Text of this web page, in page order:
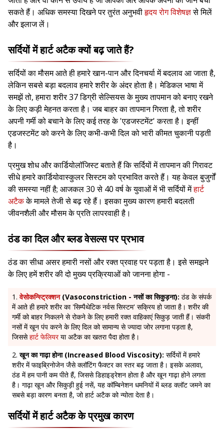
सकते हैं। अधिक समस्या दिखने पर तुरंत अनुभवीहृदय रोग विशेषज्ञसे मिलें
और इलाज लें।
सर्दियों में हार्ट अटैक क्यों बढ़ जाते हैं?
सर्दियों का मौसम आते ही हमारे खान-पान और दिनचर्या में बदलाव आ जाता है,
लेकिन सबसे बड़ा बदलाव हमारे शरीर के अंदर होता है। मेडिकल भाषा में
समझें तो, हमारा शरीर 37 डिग्री सेल्सियस के मुख्य तापमान को बनाए रखने
के लिए कड़ी मेहनत करता है। जब बाहर का तापमान गिरता है, तो शरीर
अपनी गर्मी को बचाने के लिए कई तरह के 'एडजस्टमेंट' करता है। इन्हीं
एडजस्टमेंट को करने के लिए कभी-कभी दिल को भारी कीमत चुकानी पड़ती
है।
प्रमुख शोध और कार्डियोलॉजिस्ट बताते हैं कि सर्दियों में तापमान की गिरावट
सीधे हमारे कार्डियोवास्कुलर सिस्टम को प्रभावित करते हैं। यह केवल बुजुर्गों
की समस्या नहीं है; आजकल 30 से 40 वर्ष के युवाओं में भी सर्दियों मेंहार्ट
अटैकके मामले तेजी से बढ़ रहे हैं। इसका मुख्य कारण हमारी बदलती
जीवनशैली और मौसम के प्रति लापरवाही है।
ठंड का दिल और ब्लड वेसल्स पर प्रभाव
ठंड का सीधा असर हमारी नसों और रक्त प्रवाह पर पड़ता है। इसे समझने
के लिए हमें शरीर की दो मुख्य प्रक्रियाओं को जानना होगा -
वेसोकन्स्ट्रिक्शन(Vasoconstriction - नसों का सिकुड़ना): ठंड के संपर्क
में आते ही हमारे शरीर का 'सिम्पैथेटिक नर्वस सिस्टम' सक्रिय हो जाता है। शरीर की
गर्मी को बाहर निकलने से रोकने के लिए हमारी रक्त वाहिकाएं सिकुड़ जाती हैं। संकरी
नसों में खून पंप करने के लिए दिल को सामान्य से ज्यादा जोर लगाना पड़ता है,
जिससेहार्ट फेलियरया अटैक का खतरा पैदा होता है।
खून का गाढ़ा होना (Increased Blood Viscosity): सर्दियों में हमारे
शरीर में फाइब्रिनोजेन जैसे क्लॉटिंग फैक्टर का स्तर बढ़ जाता है। इसके अलावा,
ठंड में हम पानी कम पीते हैं, जिससे डिहाइड्रेशन होता है और खून गाढ़ा होने लगता
है। गाढ़ा खून और सिकुड़ी हुई नसें, यह कॉम्बिनेशन धमनियों में ब्लड क्लॉट जमने का
सबसे बड़ा कारण बनता है, जो हार्ट अटैक को न्योता देता है।
सर्दियों में हार्ट अटैक के प्रमुख कारण